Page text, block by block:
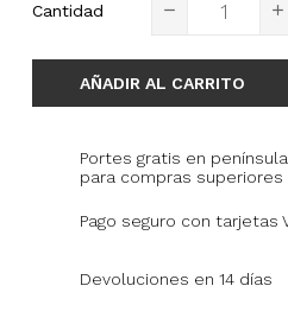
Cantidad
AÑADIR AL CARRITO
Portes gratis en península
para compras superiores
Pago seguro con tarjetas
Devoluciones en 14 días